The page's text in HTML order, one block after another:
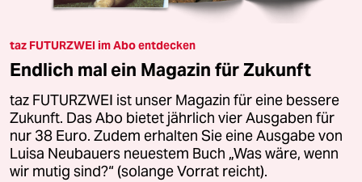
taz FUTURZWEI im Abo entdecken
Endlich mal ein Magazin für Zukunft
taz FUTURZWEI ist unser Magazin für eine bessere
Zukunft. Das Abo bietet jährlich vier Ausgaben für
nur 38 Euro. Zudem erhalten Sie eine Ausgabe von
Luisa Neubauers neuestem Buch „Was wäre, wenn
wir mutig sind?“ (solange Vorrat reicht).